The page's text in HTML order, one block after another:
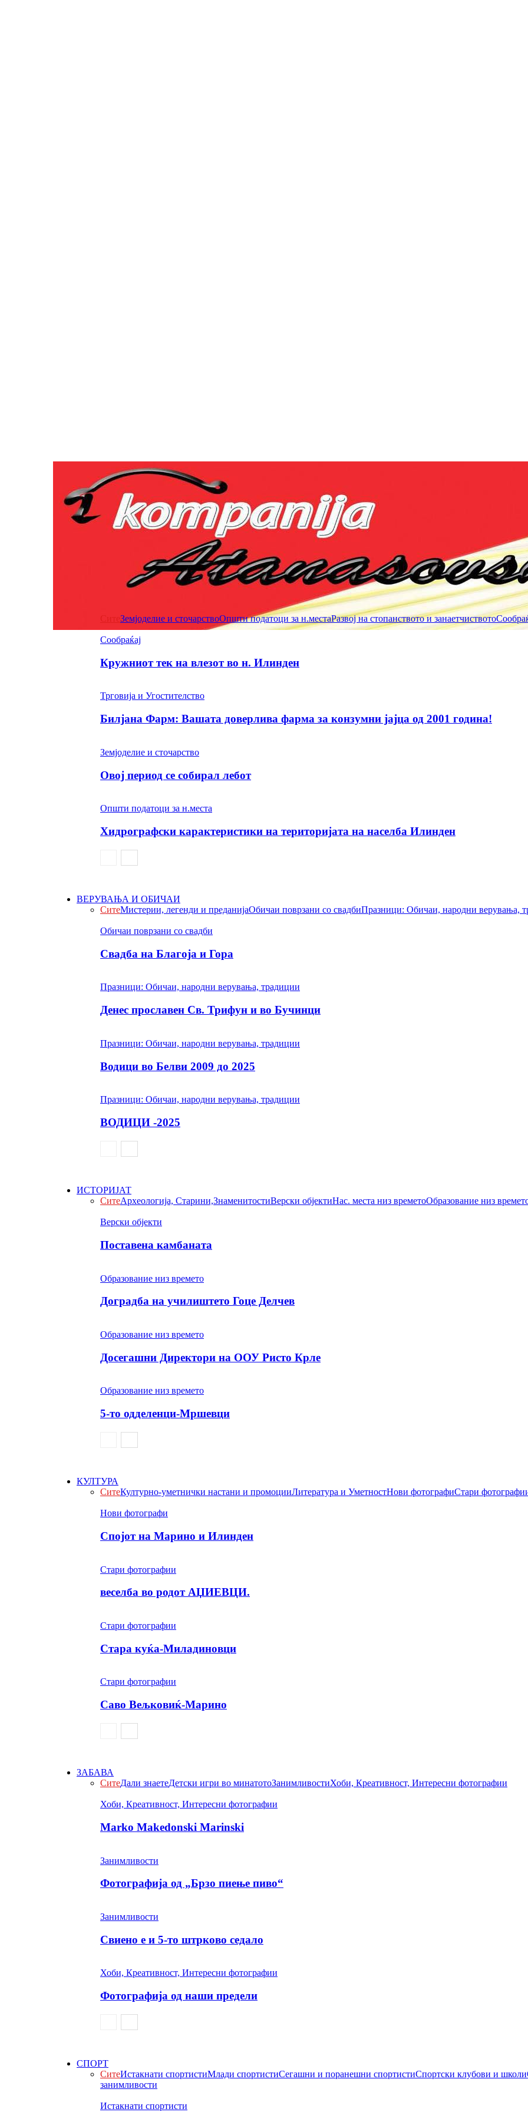
Skopje
петок, август 7, 2026
Населба Илинден
Место за реклама
Земјоделие и сточарствоОпшти податоци за н.местаРазвој на стопанството и занаетчиството
Сообраќај
Кружниот тек на влезот во н. Илинден
Трговија и Угостителство
Билјана Фарм: Вашата доверлива фарма за конзумни јајца од 2001 година!
Земјоделие и сточарство
Овој период се собирал лебот
Општи податоци за н.места
Хидрографски карактеристики на територијата на населба Илинден
ВЕРУВАЊА И ОБИЧАИ
СитеМистерии, легенди и преданијаОбичаи поврзани со свадбиПразници: Обичаи, народни верувања,
Обичаи поврзани со свадби
Свадба на Благоја и Гора
Празници: Обичаи, народни верувања, традиции
Денес прославен Св. Трифун и во Бучинци
Празници: Обичаи, народни верувања, традиции
Водици во Белви 2009 до 2025
Празници: Обичаи, народни верувања, традиции
ВОДИЦИ -2025
ИСТОРИЈАТ
СитеАрхеологија, Старини,ЗнаменитостиВерски објектиНас. места низ времетоОбразование низ
Верски објекти
Поставена камбаната
Образование низ времето
Доградба на училиштето Гоце Делчев
Образование низ времето
Досегашни Директори на ООУ Ристо Крле
Образование низ времето
5-то одделенци-Мршевци
КУЛТУРА
СитеКултурно-уметнички настани и промоцииЛитература и УметностНови фотографиСтари
Нови фотографи
Спојот на Марино и Илинден
Стари фотографии
веселба во родот АЏИЕВЦИ.
Стари фотографии
Стара куќа-Миладиновци
Стари фотографии
Саво Вељковиќ-Марино
ЗАБАВА
СитеДали знаетеДетски игри во минатотоЗанимливостиХоби, Креативност, Интересни фотографии
Хоби, Креативност, Интересни фотографии
Marko Makedonski Marinski
Занимливости
Фотографија од „Брзо пиење пиво“
Занимливости
Свиено е и 5-то штрково седало
Хоби, Креативност, Интересни фотографии
Фотографија од наши предели
СПОРТ
СитеИстакнати спортистиМлади спортистиСегашни и поранешни спортистиСпортски клубови и школи
занимливости
Истакнати спортисти